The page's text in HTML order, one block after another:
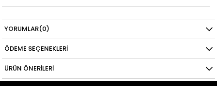
YORUMLAR(0)
ÖDEME SEÇENEKLERI
ÜRÜN ÖNERILERI